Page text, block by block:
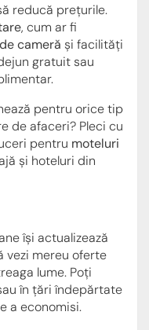
reducă prețurile.
, cum ar fi
cameră și facilități
gratuit sau
pentru orice tip
de afaceri? Pleci cu
pentru moteluri
și hoteluri din
își actualizează
vezi mereu oferte
lume. Poți
în țări îndepărtate
a economisi.